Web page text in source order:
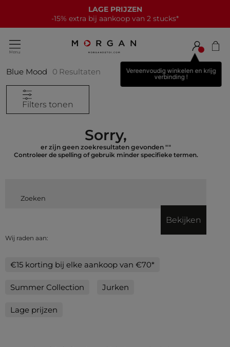
LAGE PRIJZEN
-15% extra bij aankoop van 2 stucks*
Vereenvoudig winkelen en krijg
verbinding !
Blue Mood 0 Resultaten
Filters tonen
Sorry,
er zijn geen zoekresultaten gevonden ""
Controleer de spelling of gebruik minder specifieke termen.
Bekijken
Wij raden aan:
€15 korting bij elke aankoop van €70*
Summer Collection Jurken
Lage prijzen